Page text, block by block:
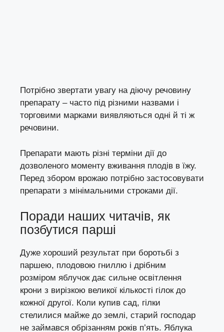
Потрібно звертати увагу на діючу речовину
препарату – часто під різними назвами і
торговими марками виявляються одні й ті ж
речовини.
Препарати мають різні терміни дії до
дозволеного моменту вживання плодів в їжу.
Перед збором врожаю потрібно застосовувати
препарати з мінімальними строками дії.
Поради наших читачів, як
позбутися парші
Дуже хороший результат при боротьбі з
паршею, плодовою гниллю і дрібним
розміром яблучок дає сильне освітлення
крони з вирізкою великої кількості гілок до
кожної другої. Коли купив сад, гілки
стелилися майже до землі, старий господар
не займався обрізанням років п’ять. Яблука